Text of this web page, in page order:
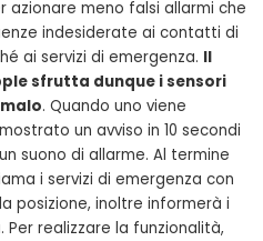
azionare meno falsi allarmi che
indesiderate ai contatti di
ai servizi di emergenza. Il
sfrutta dunque i sensori
. Quando uno viene
un avviso in 10 secondi
suono di allarme. Al termine
i servizi di emergenza con
posizione, inoltre informerà i
realizzare la funzionalità,